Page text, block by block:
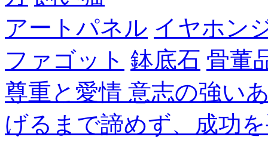
アートパネル イヤホン
ファゴット 鉢底石 骨董
尊重と愛情 意志の強い
げるまで諦めず、成功